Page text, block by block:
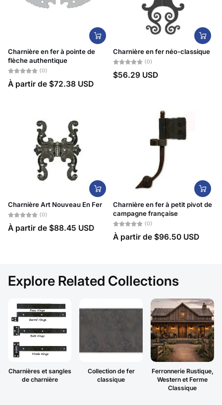
Charnière en fer à pointe de
flèche authentique
(0)
À partir de $72.38 USD
Charnière en fer néo-classique
(0)
$56.29 USD
Charnière Art Nouveau En Fer
(0)
À partir de $88.45 USD
Charnière en fer à petit pivot de
campagne française
(0)
À partir de $96.50 USD
Explore Related Collections
Charnières et sangles
de charnière
Collection de fer
classique
Ferronnerie Rustique,
Western et Ferme
Classique